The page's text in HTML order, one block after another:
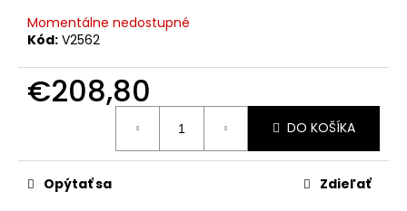
Momentálne nedostupné
Kód: V2562
€208,80
DO KOŠÍKA
Opýtať sa Zdieľať
d
p
o